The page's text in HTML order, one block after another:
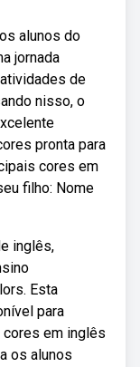
alunos do
jornada
de
nisso, o
pronta para
cores em
filho: Nome
inglês,
Esta
para
em inglês
os alunos